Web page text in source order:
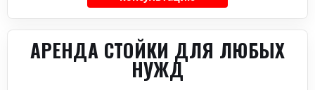
АРЕНДА СТОЙКИ ДЛЯ ЛЮБЫХ
НУЖД